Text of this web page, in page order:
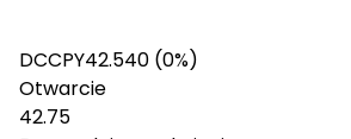
DCCPY42.540 (0%)
Otwarcie
42.75